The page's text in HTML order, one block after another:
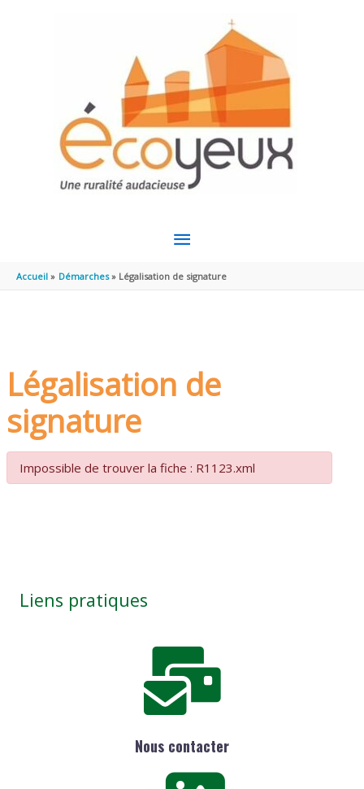
MENU
PRINCIPAL
Accueil Démarches Légalisation de signature
Légalisation de
signature
Impossible de trouver la fiche : R1123.xml
Liens pratiques
Nous contacter